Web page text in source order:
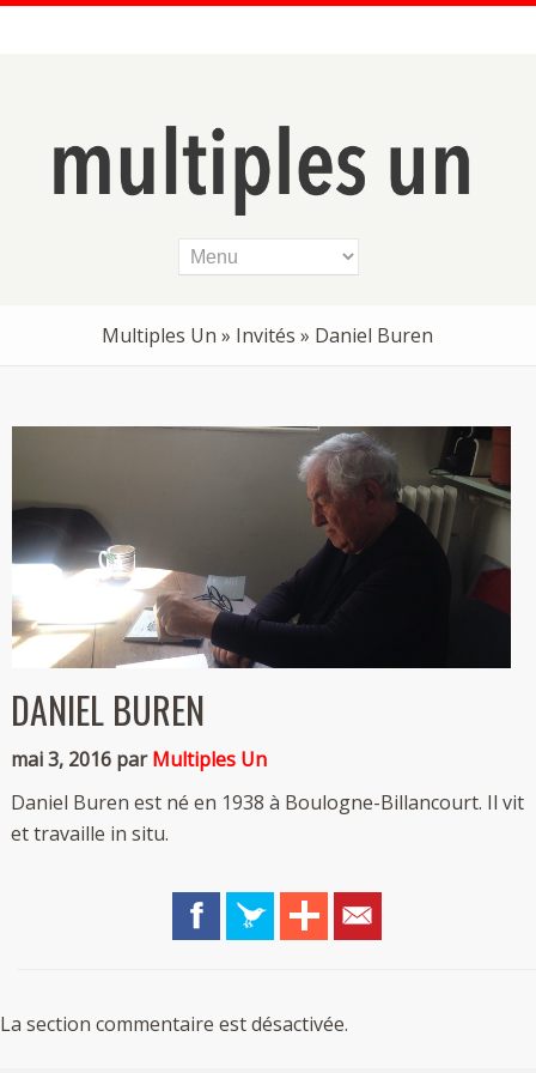
Multiples Un » Invités » Daniel Buren
DANIEL BUREN
mai 3, 2016 parMultiples Un
Daniel Buren est né en 1938 à Boulogne-Billancourt. Il vit
et travaille in situ.
La section commentaire est désactivée.